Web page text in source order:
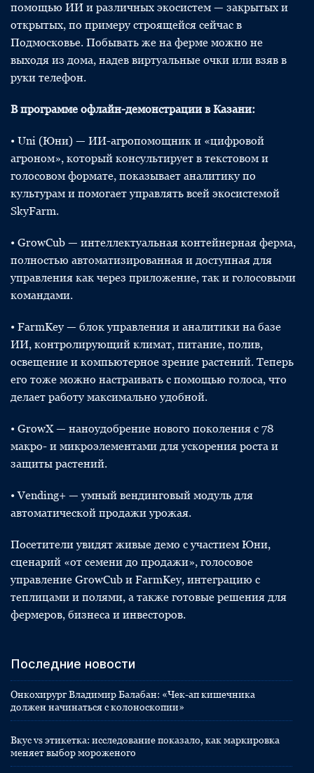
помощью ИИ и различных экосистем — закрытых и
открытых, по примеру строящейся сейчас в
Подмосковье. Побывать же на ферме можно не
выходя из дома, надев виртуальные очки или взяв в
руки телефон.
В программе офлайн-демонстрации в Казани:
• Uni (Юни) — ИИ-агропомощник и «цифровой
агроном», который консультирует в текстовом и
голосовом формате, показывает аналитику по
культурам и помогает управлять всей экосистемой
SkyFarm.
• GrowCub — интеллектуальная контейнерная ферма,
полностью автоматизированная и доступная для
управления как через приложение, так и голосовыми
командами.
• FarmKey — блок управления и аналитики на базе
ИИ, контролирующий климат, питание, полив,
освещение и компьютерное зрение растений. Теперь
его тоже можно настраивать с помощью голоса, что
делает работу максимально удобной.
• GrowX — наноудобрение нового поколения с 78
макро- и микроэлементами для ускорения роста и
защиты растений.
• Vending+ — умный вендинговый модуль для
автоматической продажи урожая.
Посетители увидят живые демо с участием Юни,
сценарий «от семени до продажи», голосовое
управление GrowCub и FarmKey, интеграцию с
теплицами и полями, а также готовые решения для
фермеров, бизнеса и инвесторов.
Последние новости
Онкохирург Владимир Балабан: «Чек-ап кишечника
должен начинаться с колоноскопии»
Вкус vs этикетка: исследование показало, как маркировка
меняет выбор мороженого